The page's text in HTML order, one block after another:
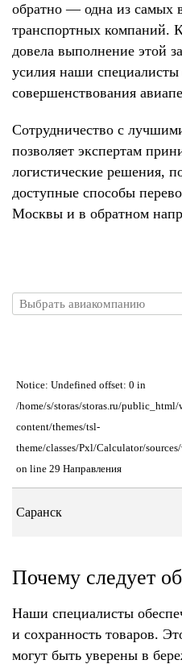
обратно — одна из самых
транспортных компаний.
довела выполнение этой
усилия наши
совершенствования
Сотрудничество с
позволяет экспертам
логистические решения,
доступные способы
Москвы и в обратном
Notice: Undefined offset: 0 in
/home/s/storas/storas.ru/public_html/
content/themes/tsl-
theme/classes/Pxl/Calculator/
on line 29 Направления
Саранск
Почему следует
Наши специалисты
и сохранность товаров.
могут быть уверены в